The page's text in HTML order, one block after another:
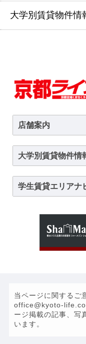
大学別賃貸物件情
店舗案内
大学別賃貸物件情
学生賃貸エリアナ
当ページに関するご
office@kyoto-
ージ掲載の記事、写
います。